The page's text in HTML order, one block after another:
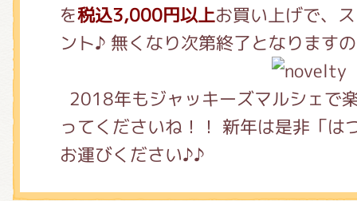
を税込3,000円以上お買い上げで、
ント♪ 無くなり次第終了となります
2018年もジャッキーズマルシェで
ってくださいね！！ 新年は是非「は
お運びください♪♪